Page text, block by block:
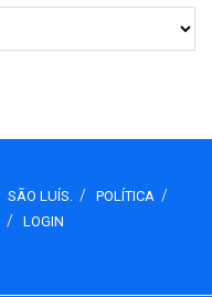
SÃO LUÍS.
POLÍTICA
LOGIN